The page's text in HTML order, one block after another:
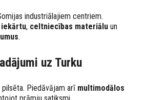
industriālajiem centriem.
, celtniecības materiālu un
.
uz Turku
Piedāvājam arī multimodālos
prāmju satiksmi.